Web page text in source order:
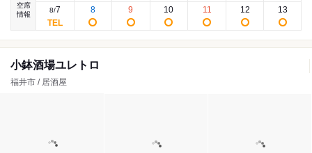
空席
情報
8/7 8 9 10 11 12 13
小鉢酒場ユレトロ
福井市 / 居酒屋